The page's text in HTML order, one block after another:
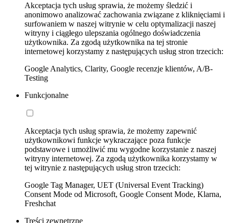
Akceptacja tych usług sprawia, że możemy śledzić i
anonimowo analizować zachowania związane z kliknięciami i
surfowaniem w naszej witrynie w celu optymalizacji naszej
witryny i ciągłego ulepszania ogólnego doświadczenia
użytkownika. Za zgodą użytkownika na tej stronie
internetowej korzystamy z następujących usług stron trzecich:
Google Analytics, Clarity, Google recenzje klientów, A/B-
Testing
Funkcjonalne
Akceptacja tych usług sprawia, że możemy zapewnić
użytkownikowi funkcje wykraczające poza funkcje
podstawowe i umożliwić mu wygodne korzystanie z naszej
witryny internetowej. Za zgodą użytkownika korzystamy w
tej witrynie z następujących usług stron trzecich:
Google Tag Manager, UET (Universal Event Tracking)
Consent Mode od Microsoft, Google Consent Mode, Klarna,
Freshchat
Treści zewnętrzne